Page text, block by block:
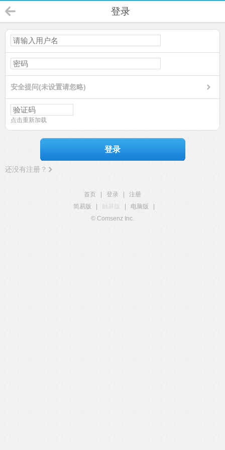
登录
安全提问(未设置请忽略)
点击重新加载
登录
还没有注册？
首页 登录
注册
简易版
触屏版 电脑版
© Comsenz Inc.